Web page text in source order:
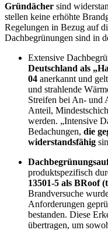
Gründächer sind
stellen keine erhöhte
Regelungen in Bezug auf
Dachbegrünungen sind in
Extensive
Deutschland als
04 anerkannt und
und strahlende
Streifen bei An- und
Anteil,
werden. „Intensive
Bedachungen, die
wider­standsfähig
produktspezifisch
13501-5 als BRoof
Brandversuche
Anforderungen
bestanden. Diese
übertragen, um